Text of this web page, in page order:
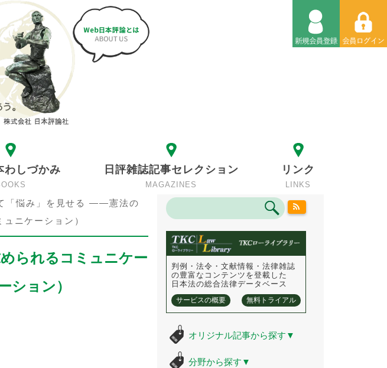
わしづかみ 日評雑誌記事セレクション
MAGAZINES
リンク
LINKS
「悩み」を見せる ――憲法の
ニケーション）
られるコミュニケー
ション）
判例・法令・文献情報・法律雑誌
の豊富なコンテンツを登載した
日本法の総合法律データベース
サービスの概要 無料トライアル
オリジナル記事から探す ▼
分野から探す ▼